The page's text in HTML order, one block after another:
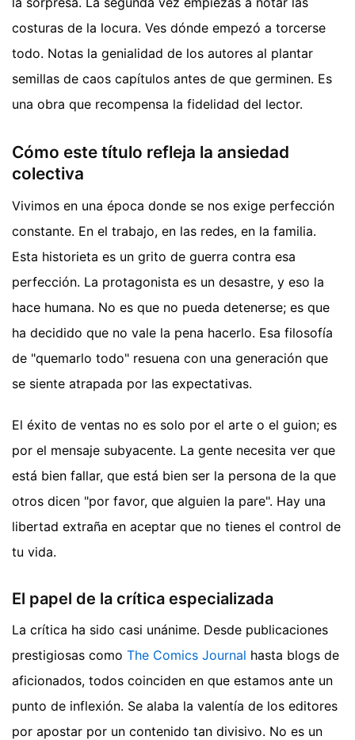
costuras de la locura. Ves dónde empezó a torcerse
todo. Notas la genialidad de los autores al plantar
semillas de caos capítulos antes de que germinen. Es
una obra que recompensa la fidelidad del lector.
Cómo este título refleja la ansiedad
colectiva
Vivimos en una época donde se nos exige perfección
constante. En el trabajo, en las redes, en la familia.
Esta historieta es un grito de guerra contra esa
perfección. La protagonista es un desastre, y eso la
hace humana. No es que no pueda detenerse; es que
ha decidido que no vale la pena hacerlo. Esa filosofía
de "quemarlo todo" resuena con una generación que
se siente atrapada por las expectativas.
El éxito de ventas no es solo por el arte o el guion; es
por el mensaje subyacente. La gente necesita ver que
está bien fallar, que está bien ser la persona de la que
otros dicen "por favor, que alguien la pare". Hay una
libertad extraña en aceptar que no tienes el control de
tu vida.
El papel de la crítica especializada
La crítica ha sido casi unánime. Desde publicaciones
prestigiosas como The Comics Journal hasta blogs de
aficionados, todos coinciden en que estamos ante un
punto de inflexión. Se alaba la valentía de los editores
por apostar por un contenido tan divisivo. No es un